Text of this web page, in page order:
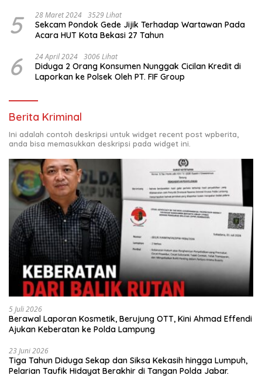
Meriah Kabupaten Aceh Singkil
5 28 Maret 2024 3529 Lihat
Sekcam Pondok Gede Jijik Terhadap Wartawan Pada
Acara HUT Kota Bekasi 27 Tahun
6 24 April 2024 3006 Lihat
Diduga 2 Orang Konsumen Nunggak Cicilan Kredit di
Laporkan ke Polsek Oleh PT. FIF Group
Berita Kriminal
Ini adalah contoh deskripsi untuk widget recent post wpberita,
anda bisa memasukkan deskripsi pada widget ini.
5 Juli 2026
Berawal Laporan Kosmetik, Berujung OTT, Kini Ahmad Effendi
Ajukan Keberatan ke Polda Lampung
23 Juni 2026
Tiga Tahun Diduga Sekap dan Siksa Kekasih hingga Lumpuh,
Pelarian Taufik Hidayat Berakhir di Tangan Polda Jabar.